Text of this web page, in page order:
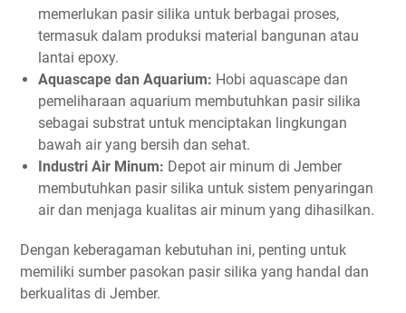
memerlukan pasir silika untuk berbagai proses,
termasuk dalam produksi material bangunan atau
lantai epoxy.
Aquascape dan Aquarium: Hobi aquascape dan
pemeliharaan aquarium membutuhkan pasir silika
sebagai substrat untuk menciptakan lingkungan
bawah air yang bersih dan sehat.
Industri Air Minum: Depot air minum di Jember
membutuhkan pasir silika untuk sistem penyaringan
air dan menjaga kualitas air minum yang dihasilkan.
Dengan keberagaman kebutuhan ini, penting untuk
memiliki sumber pasokan pasir silika yang handal dan
berkualitas di Jember.